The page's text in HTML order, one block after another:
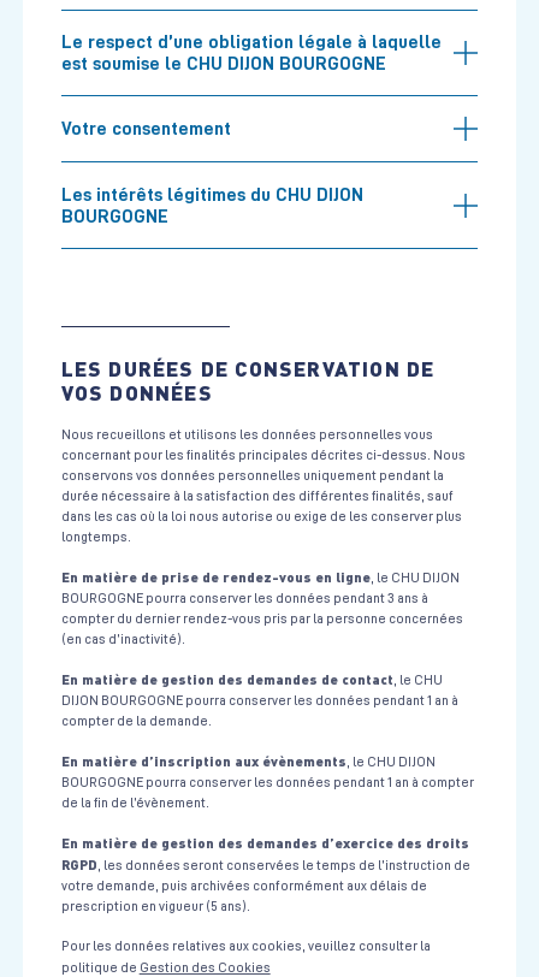
Le respect d’une obligation légale à laquelle
est soumise le CHU DIJON BOURGOGNE
Votre consentement
Les intérêts légitimes du CHU DIJON
BOURGOGNE
LES DURÉES DE CONSERVATION DE
VOS DONNÉES
Nous recueillons et utilisons les données personnelles vous
concernant pour les finalités principales décrites ci-dessus. Nous
conservons vos données personnelles uniquement pendant la
durée nécessaire à la satisfaction des différentes finalités, sauf
dans les cas où la loi nous autorise ou exige de les conserver plus
longtemps.
En matière de prise de rendez-vous en ligne, le CHU DIJON
BOURGOGNE pourra conserver les données pendant 3 ans à
compter du dernier rendez-vous pris par la personne concernées
(en cas d’inactivité).
En matière de gestion des demandes de contact , le CHU
DIJON BOURGOGNE pourra conserver les données pendant 1 an à
compter de la demande.
En matière d’inscription aux évènements , le CHU DIJON
BOURGOGNE pourra conserver les données pendant 1 an à compter
de la fin de l’évènement.
En matière de gestion des demandes d’exercice des droits
RGPD , les données seront conservées le temps de l’instruction de
votre demande, puis archivées conformément aux délais de
prescription en vigueur (5 ans).
Pour les données relatives aux cookies, veuillez consulter la
politique de Gestion des Cookies